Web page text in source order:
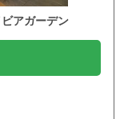
アガーデン